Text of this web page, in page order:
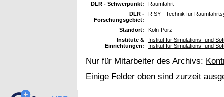
DLR - Schwerpunkt:
Raumfahrt
DLR -
Forschungsgebiet:
R SY - Technik für
Standort:
Köln-Porz
Institute &
Einrichtungen:
Institut für Simulations- und
Institut für Simulations- und
Nur für Mitarbeiter des Archivs:
Einige Felder oben sind zurzeit